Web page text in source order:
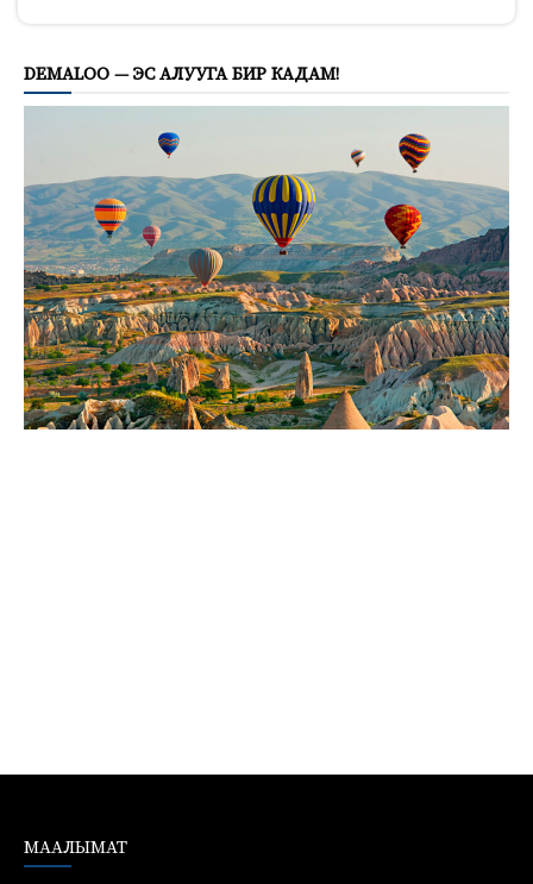
DEMALOO — ЭС АЛУУГА БИР КАДАМ!
МААЛЫМАТ